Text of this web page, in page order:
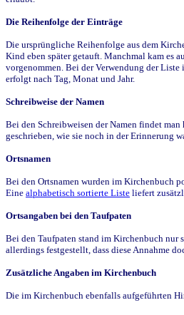
Die Reihenfolge der Einträge
Die ursprüngliche Reihenfolge aus dem
Kind eben später getauft. Manchmal kam es
vorgenommen. Bei der Verwendung der
erfolgt nach Tag, Monat und Jahr.
Schreibweise der Namen
Bei den Schreibweisen der Namen findet
geschrieben, wie sie noch in der Erinnerung
Ortsnamen
Bei den Ortsnamen wurden im Kirchenbuch
Eine alphabetisch sortierte Liste liefert
Ortsangaben bei den Taufpaten
Bei den Taufpaten stand im Kirchenbuch nur
allerdings festgestellt, dass diese Annahme
Zusätzliche Angaben im Kirchenbuch
Die im Kirchenbuch ebenfalls aufgeführten